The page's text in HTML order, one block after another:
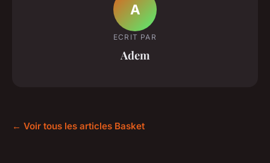
A
ECRIT PAR
Adem
← Voir tous les articles Basket